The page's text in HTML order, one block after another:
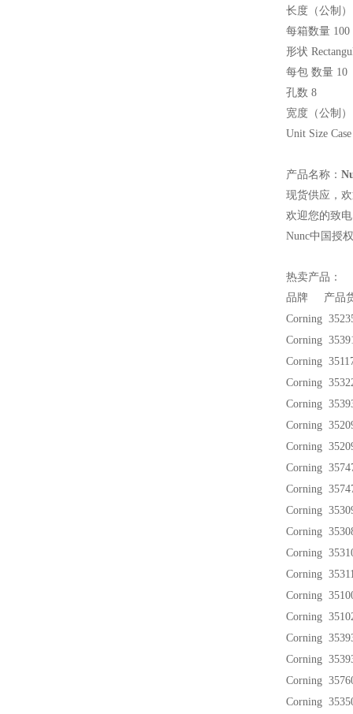
长度（公制
每箱数量 100
形状
每包 数量 10
孔数 8
宽度（公制
Unit Size
产品名称：
现货供应，
欢迎您的
Nunc中国授
热卖产品：
品牌 产品
Corning
Corning
Corning
Corning
Corning
Corning
Corning
Corning
Corning
Corning
Corning
Corning
Corning
Corning
Corning
Corning
Corning
Corning
Corning